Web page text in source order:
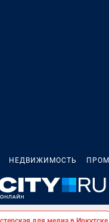
НЕДВИЖИМОСТЬ